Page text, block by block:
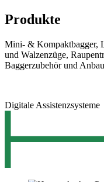
Produkte
Mini- & Kompaktbagger,
und Walzenzüge,
Baggerzubehör und
Digitale Assistenzsysteme